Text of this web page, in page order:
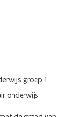
groep 1
onderwijs